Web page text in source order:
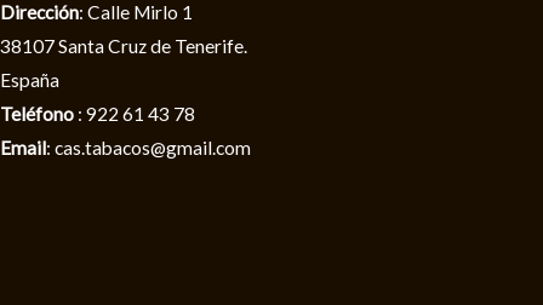
Dirección: Calle Mirlo 1
38107 Santa Cruz de Tenerife.
España
Teléfono : 922 61 43 78
Email: cas.tabacos@gmail.com